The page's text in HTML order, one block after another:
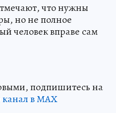
что нужны
но не полное
человек вправе сам
подпишитесь на
канал в МАХ